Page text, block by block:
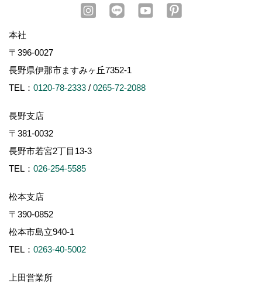
本社
〒396-0027
長野県伊那市ますみヶ丘7352-1
TEL： 0120-78-2333 / 0265-72-2088
長野支店
〒381-0032
長野市若宮2丁目13-3
TEL： 026-254-5585
松本支店
〒390-0852
松本市島立940-1
TEL： 0263-40-5002
上田営業所